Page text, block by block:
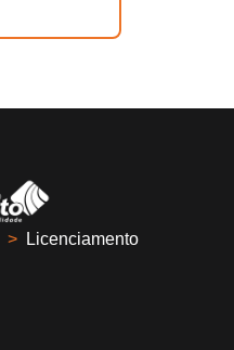
>
Licenciamento